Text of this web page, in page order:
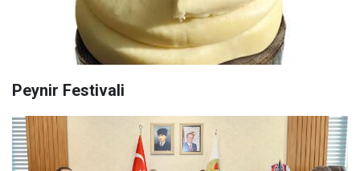
Peynir Festivali